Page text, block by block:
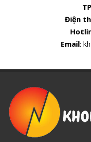
Điện
Email: